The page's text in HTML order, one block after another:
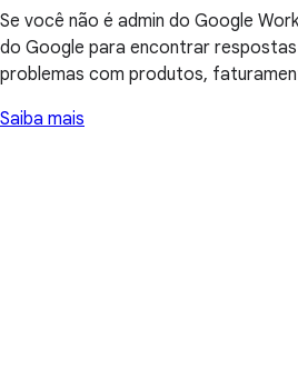
Se você não é admin do Google
do Google para encontrar
problemas com produtos,
Saiba mais